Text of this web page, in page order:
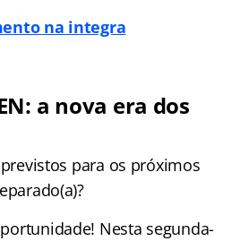
na integra
a nova era dos
para os próximos
Nesta segunda-